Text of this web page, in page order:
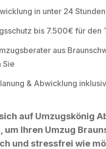
in unter 24 Stunden
bis 7.500€ für den
aus
Sie
& Abwicklung
auf Umzugskönig
um Ihren Umzug
und stressfrei wie